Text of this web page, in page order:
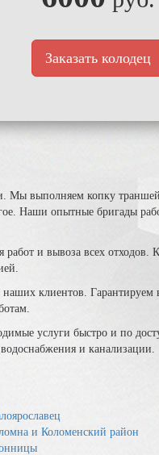
Заказать колодец
выполняем копку
Наши опытные бригады
и вывоза всех отходов.
клиентов. Гарантируем
услуги быстро и по
и канализации.
и Коломенский район